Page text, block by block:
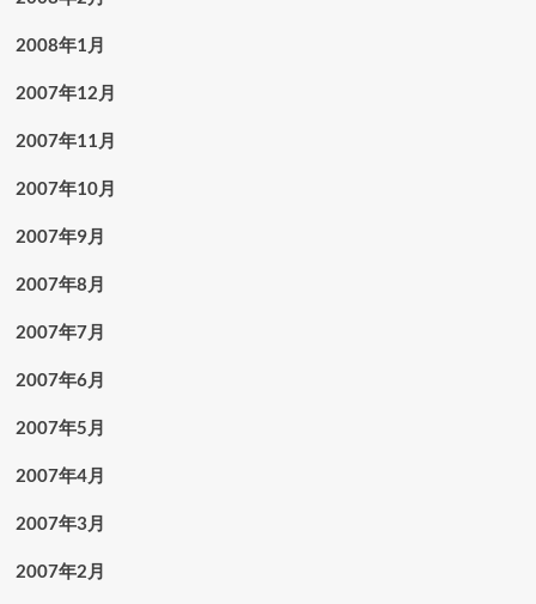
2008年1月
2007年12月
2007年11月
2007年10月
2007年9月
2007年8月
2007年7月
2007年6月
2007年5月
2007年4月
2007年3月
2007年2月